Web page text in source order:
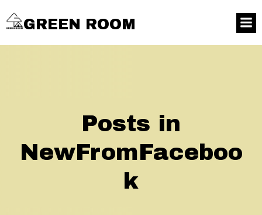
GREEN ROOM
Posts in
NewFromFaceboo
k